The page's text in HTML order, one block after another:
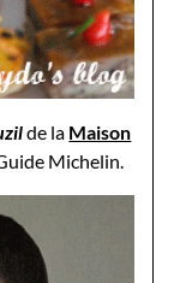
de la Maison
Michelin.